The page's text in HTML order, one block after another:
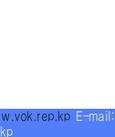
E-mail: